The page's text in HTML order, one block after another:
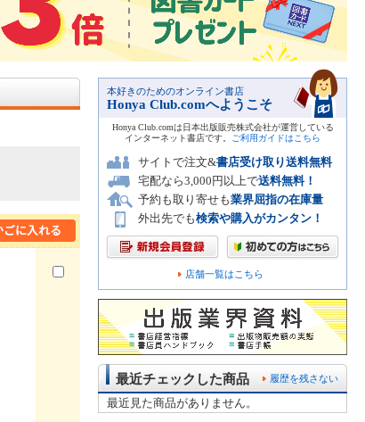
本好きのためのオンライン書店
Honya Club.comへようこそ
Honya Club.comは日本出版販売株式会社が運営している
インターネット書店です。
ご利用ガイドはこちら
サイトで注文&書店受け取り送料無料
宅配なら3,000円以上で送料無料！
予約も取り寄せも業界屈指の在庫量
外出先でも検索や購入がカンタン！
店舗一覧はこちら
履歴を残さない
最近チェックした商品
最近見た商品がありません。